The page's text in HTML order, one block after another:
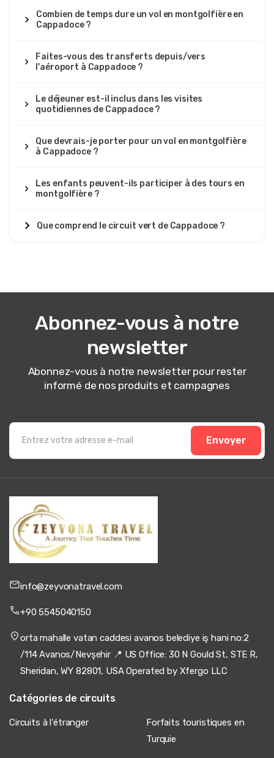
Combien de temps dure un vol en montgolfière en
Cappadoce ?
Faites-vous des transferts depuis/vers
l'aéroport à Cappadoce ?
Le déjeuner est-il inclus dans les visites
quotidiennes de Cappadoce ?
Que devrais-je porter pour un vol en montgolfière
à Cappadoce ?
Les enfants peuvent-ils participer à des tours en
montgolfière ?
Que comprend le circuit vert de Cappadoce ?
Abonnez-vous à notre
newsletter
Abonnez-vous à notre newsletter pour rester
informé de nos produits et campagnes
Envoyer
info@zeyvonatravel.com
+90 5545040150
orta mahalle vatan caddesi avanos belediye iş hani no:2
/114 Avanos/Nevşehir 📍 US Office: 30 N Gould St, STE R,
Sheridan, WY 82801, USA Operated by Xfergo LLC
Catégories de circuits
Circuits à l'étranger
Forfaits touristiques en
Turquie